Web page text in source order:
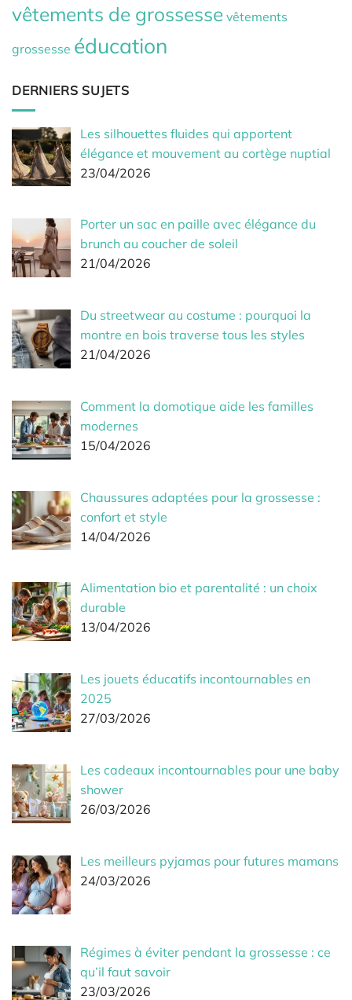
vêtements de grossesse vêtements
grossesse éducation
DERNIERS SUJETS
Les silhouettes fluides qui apportent
élégance et mouvement au cortège nuptial
23/04/2026
Porter un sac en paille avec élégance du
brunch au coucher de soleil
21/04/2026
Du streetwear au costume : pourquoi la
montre en bois traverse tous les styles
21/04/2026
Comment la domotique aide les familles
modernes
15/04/2026
Chaussures adaptées pour la grossesse :
confort et style
14/04/2026
Alimentation bio et parentalité : un choix
durable
13/04/2026
Les jouets éducatifs incontournables en
2025
27/03/2026
Les cadeaux incontournables pour une baby
shower
26/03/2026
Les meilleurs pyjamas pour futures mamans
24/03/2026
Régimes à éviter pendant la grossesse : ce
qu’il faut savoir
23/03/2026